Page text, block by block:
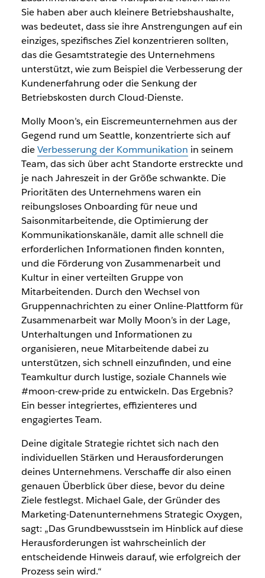
Sie haben aber auch kleinere Betriebshaushalte,
was bedeutet, dass sie ihre Anstrengungen auf ein
einziges, spezifisches Ziel konzentrieren sollten,
das die Gesamtstrategie des Unternehmens
unterstützt, wie zum Beispiel die Verbesserung der
Kundenerfahrung oder die Senkung der
Betriebskosten durch Cloud-Dienste.
Molly Moon’s, ein Eiscremeunternehmen aus der
Gegend rund um Seattle, konzentrierte sich auf
dieVerbesserung der Kommunikation in seinem
Team, das sich über acht Standorte erstreckte und
je nach Jahreszeit in der Größe schwankte. Die
Prioritäten des Unternehmens waren ein
reibungsloses Onboarding für neue und
Saisonmitarbeitende, die Optimierung der
Kommunikationskanäle, damit alle schnell die
erforderlichen Informationen finden konnten,
und die Förderung von Zusammenarbeit und
Kultur in einer verteilten Gruppe von
Mitarbeitenden. Durch den Wechsel von
Gruppennachrichten zu einer Online-Plattform für
Zusammenarbeit war Molly Moon’s in der Lage,
Unterhaltungen und Informationen zu
organisieren, neue Mitarbeitendedabei zu
unterstützen, sich schnell einzufinden, und eine
Teamkultur durch lustige, soziale Channels wie
#moon-crew-pride zu entwickeln. Das Ergebnis?
Ein besser integriertes, effizienteres und
engagiertes Team.
Deine digitale Strategie richtet sich nach den
individuellen Stärken und Herausforderungen
deines Unternehmens. Verschaffe dir also einen
genauen Überblick über diese, bevor du deine
Ziele festlegst. Michael Gale, der Gründer des
Marketing-Datenunternehmens Strategic Oxygen,
sagt: „Das Grundbewusstsein im Hinblick auf diese
Herausforderungen ist wahrscheinlich der
entscheidende Hinweis darauf, wie erfolgreich der
Prozess sein wird.“